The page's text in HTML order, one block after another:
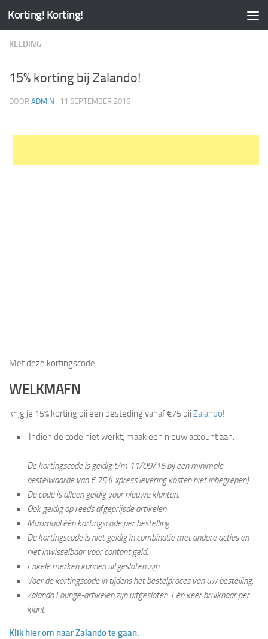
Korting! Korting!
KLEDING
15% korting bij Zalando!
DOOR ADMIN · 11 SEPTEMBER 2016
Met deze kortingscode
WELKMAFN
krijg je 15% korting bij een besteding vanaf €75 bij Zalando!
Indien de code niet werkt, maak een nieuw account aan.
De kortingscode is geldig t/m 11/09/16 bij een minimale
bestelwaarde van € 75 (Express levering kosten niet inbegrepen).
De code is alleen geldig voor nieuwe klanten.
Ook geldig op reeds afgeprijsde artikelen.
Maximaal één kortingscode per bestelling.
De kortingscode is niet geldig in combinatie met andere acties en
niet inwisselbaar voor contant geld.
Enkele merken kunnen uitgesloten zijn.
Voer de kortingscode in tijdens het bestelproces van uw bestelling.
Zalando Lounge-artikelen zijn uitgesloten. Eén keer bruikbaar per
klant.
Klik hier om naar Zalando te gaan.